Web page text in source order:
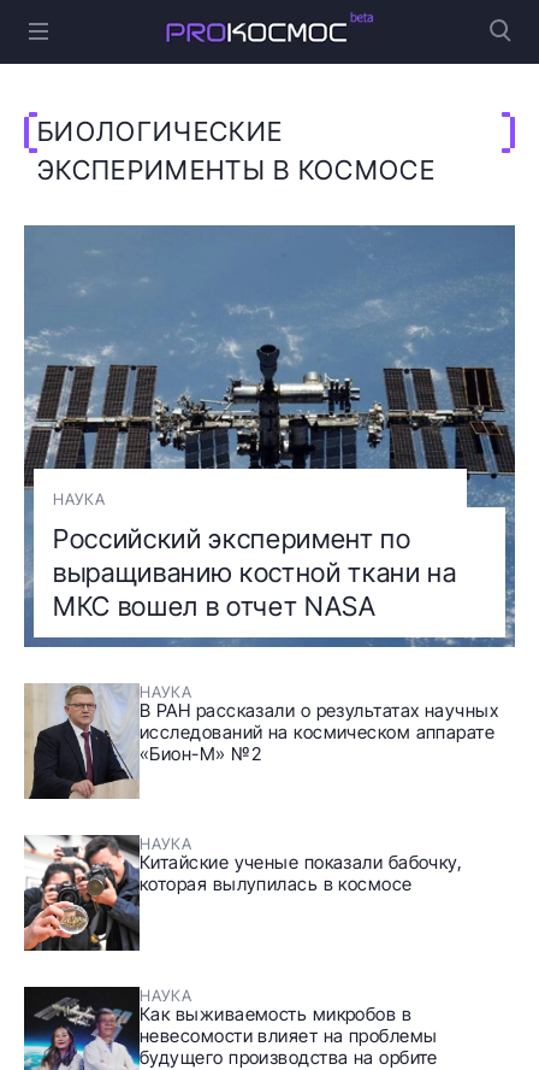
БИОЛОГИЧЕСКИЕ
ЭКСПЕРИМЕНТЫ В КОСМОСЕ
НАУКА
Российский эксперимент по
выращиванию костной ткани на
МКС вошел в отчет NASA
НАУКА
В РАН рассказали о результатах научных
исследований на космическом аппарате
«Бион-М» №2
НАУКА
Китайские ученые показали бабочку,
которая вылупилась в космосе
НАУКА
Как выживаемость микробов в
невесомости влияет на проблемы
будущего производства на орбите